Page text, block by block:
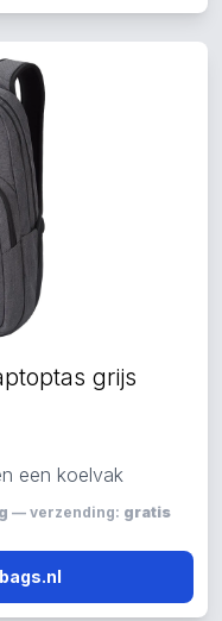
grijs
een koelvak
— verzending: gratis